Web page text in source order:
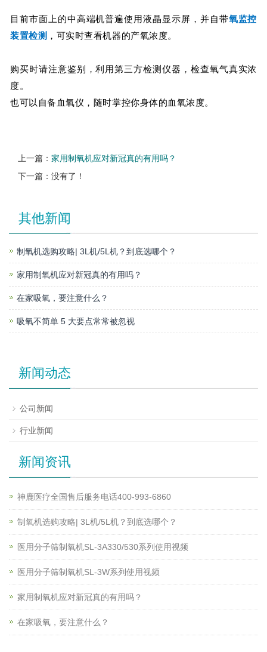
目前市面上的中高端机普遍使用液晶显示屏，并自带氧监控
装置检测 ，可实时查看机器的产氧浓度。
购买时请注意鉴别，利用第三方检测仪器，检查氧气真实浓
度。
也可以自备血氧仪，随时掌控你身体的血氧浓度。
上一篇： 家用制氧机应对新冠真的有用吗？
下一篇：没有了！
其他新闻
制氧机选购攻略| 3L机/5L机？到底选哪个？
家用制氧机应对新冠真的有用吗？
在家吸氧，要注意什么？
吸氧不简单 5 大要点常常被忽视
新闻动态
公司新闻
行业新闻
新闻资讯
神鹿医疗全国售后服务电话400-993-6860
制氧机选购攻略| 3L机/5L机？到底选哪个？
医用分子筛制氧机SL-3A330/530系列使用视频
医用分子筛制氧机SL-3W系列使用视频
家用制氧机应对新冠真的有用吗？
在家吸氧，要注意什么？